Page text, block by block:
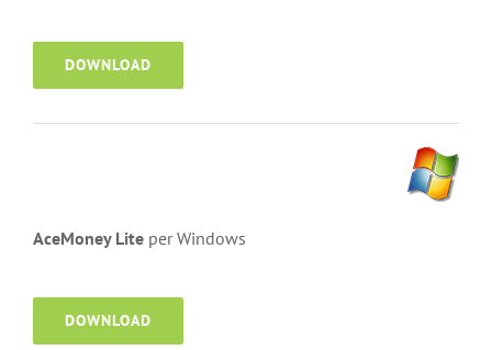
DOWNLOAD
AceMoney Lite per Windows
DOWNLOAD